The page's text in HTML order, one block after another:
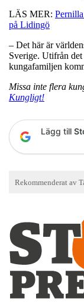
LÄS MER:
på Lidingö
– Det här är
Sverige. Utifrån
kungafamiljen
Missa inte flera
Kungligt!
Lägg till